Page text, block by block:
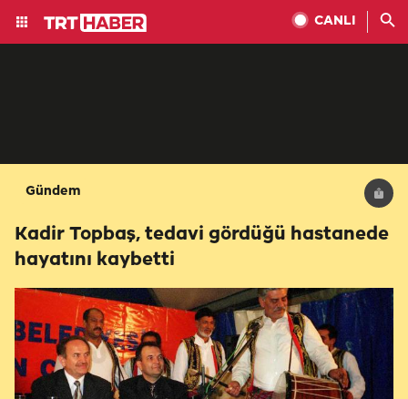
CANLI
Gündem
Kadir Topbaş, tedavi gördüğü hastanede
hayatını kaybetti